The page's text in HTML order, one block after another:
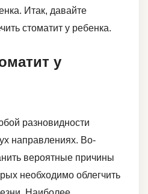
Итак, давайте
стоматит у ребенка.
у
разновидности
направлениях. Во-
вероятные причины
необходимо облегчить